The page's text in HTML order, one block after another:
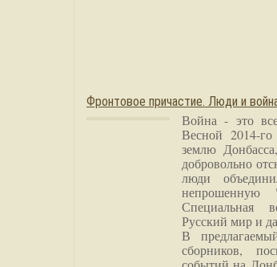
Фронтовое причастие. Люди и
Война - это
Весной 2014-
землю
добровольно
люди
непрошенную
Специальная
Русский мир и
В
сборников,